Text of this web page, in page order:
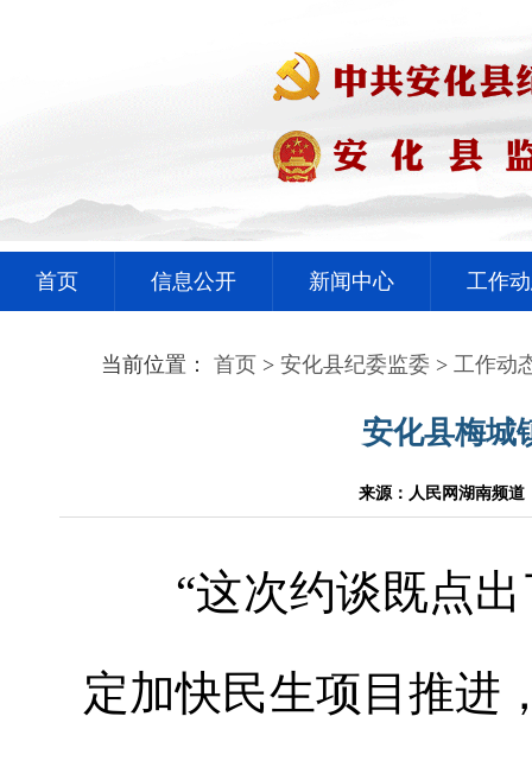
首页 信息公开 新闻中心 工作
当前位置： 首页 > 安化县纪委监委 > 工作动
安化县梅城
来源：人民网湖南频道
“这次约谈既点出
定加快民生项目推进